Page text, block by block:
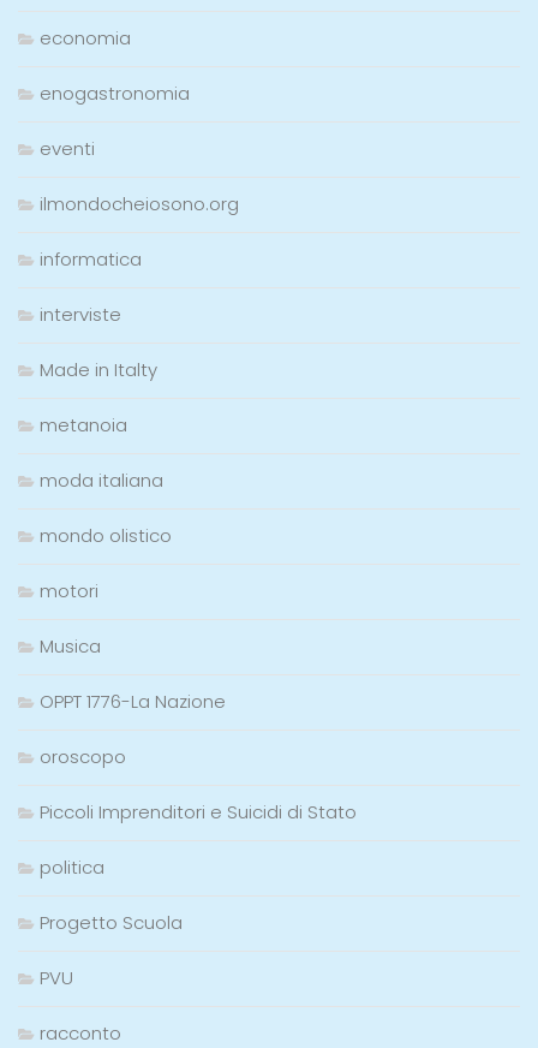
economia
enogastronomia
eventi
ilmondocheiosono.org
informatica
interviste
Made in Italty
metanoia
moda italiana
mondo olistico
motori
Musica
OPPT 1776-La Nazione
oroscopo
Piccoli Imprenditori e Suicidi di Stato
politica
Progetto Scuola
PVU
racconto